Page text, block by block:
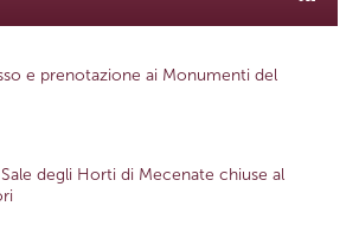
e prenotazione ai Monumenti del
degli Horti di Mecenate chiuse al